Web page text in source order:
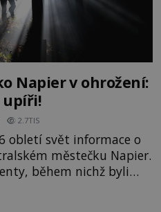
Napier v ohrožení:
upíři!
2.7TIS
obletí svět informace o
městečku Napier.
během nichž byli
pokousáni. Někteří
řádí upíři. Má panika